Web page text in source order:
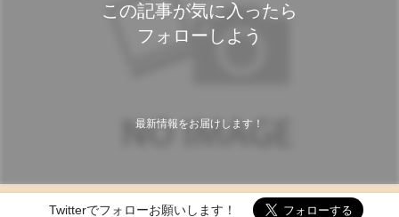
この記事が気に入ったら
フォローしよう
最新情報をお届けします！
Twitterでフォローお願いします！